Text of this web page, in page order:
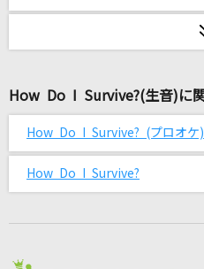
君が好きだと叫びたい
神田沙也加、松たか子
[生音]プライマル
ORIGINAL LOVE
How Do I Survive?(生音)に
How Do I Survive? (プロオケ
How Do I Survive?